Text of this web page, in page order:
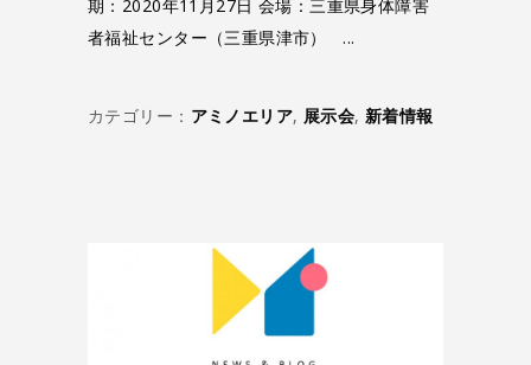
期：2020年11月27日 会場：三重県身体障害
者福祉センター（三重県津市）
カテゴリー： アミノエリア, 展示会,新着情報